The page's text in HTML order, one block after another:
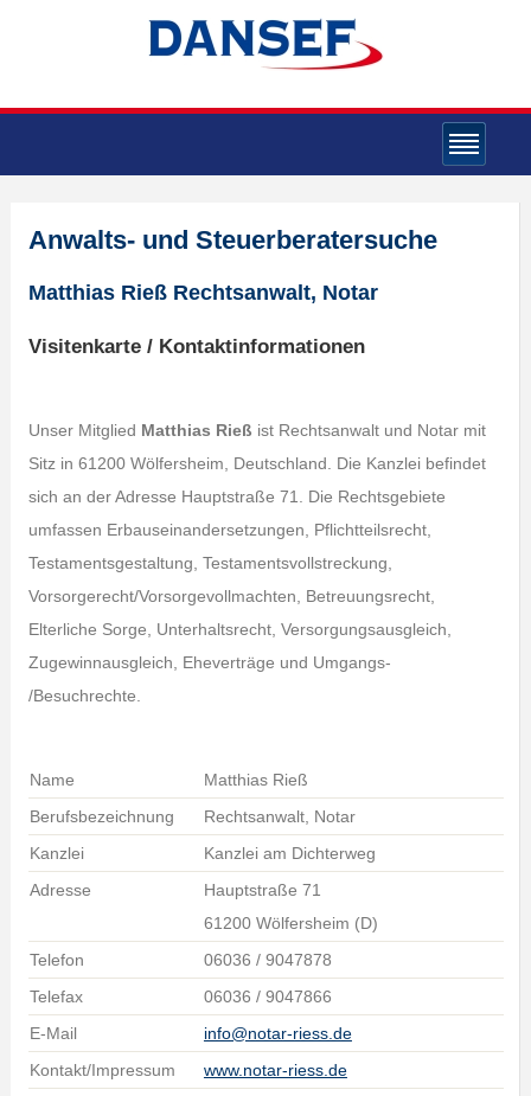
Anwalts- und Steuerberatersuche
Matthias Rieß Rechtsanwalt, Notar
Visitenkarte / Kontaktinformationen
Unser Mitglied Matthias Rieß ist Rechtsanwalt und Notar mit
Sitz in 61200 Wölfersheim, Deutschland. Die Kanzlei befindet
sich an der Adresse Hauptstraße 71. Die Rechtsgebiete
umfassen Erbauseinandersetzungen, Pflichtteilsrecht,
Testamentsgestaltung, Testamentsvollstreckung,
Vorsorgerecht/Vorsorgevollmachten, Betreuungsrecht,
Elterliche Sorge, Unterhaltsrecht, Versorgungsausgleich,
Zugewinnausgleich, Eheverträge und Umgangs-
/Besuchrechte.
Name
Matthias Rieß
Berufsbezeichnung
Rechtsanwalt, Notar
Kanzlei
Kanzlei am Dichterweg
Adresse
Hauptstraße 71
61200 Wölfersheim (D)
Telefon
06036 / 9047878
Telefax
06036 / 9047866
E-Mail
info@notar-riess.de
Kontakt/Impressum
www.notar-riess.de